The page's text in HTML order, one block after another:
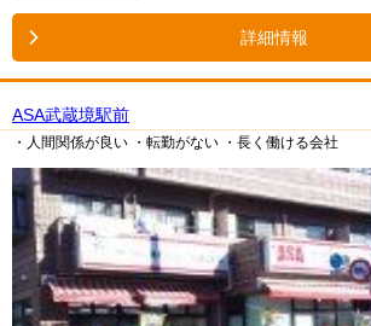
詳細情報
ASA武蔵境駅前
・人間関係が良い ・転勤がない ・長く働ける会社